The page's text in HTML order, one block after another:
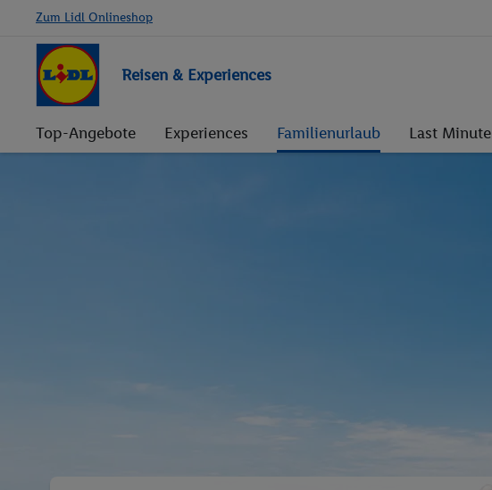
Zum Lidl Onlineshop
Reisen & Experiences
Top-Angebote Experiences Familienurlaub Last Minute